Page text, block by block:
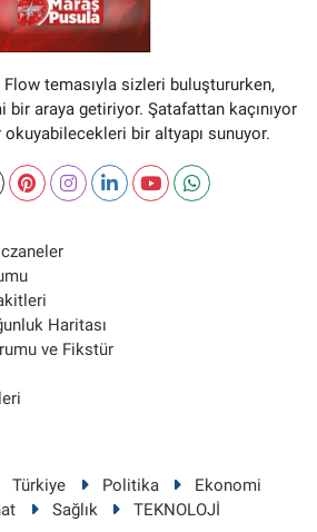
temasıyla sizleri buluştururken,
araya getiriyor. Şatafattan kaçınıyor
bir altyapı sunuyor.
Haritası
ve Fikstür
Türkiye Politika
Ekonomi
Sağlık
TEKNOLOJİ